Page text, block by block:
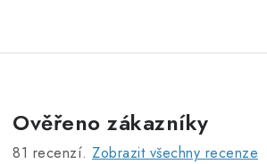
Ověřeno zákazníky
81 recenzí. Zobrazit všechny recenze